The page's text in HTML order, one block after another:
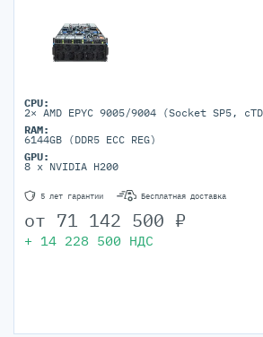
CPU:
2× AMD EPYC 9005/9004 (Socket SP5,
RAM:
6144GB (DDR5 ECC REG)
GPU:
8 x NVIDIA H200
5 лет гарантии Бесплатная доставка
от 71 142 500 ₽
+ 14 228 500 НДС